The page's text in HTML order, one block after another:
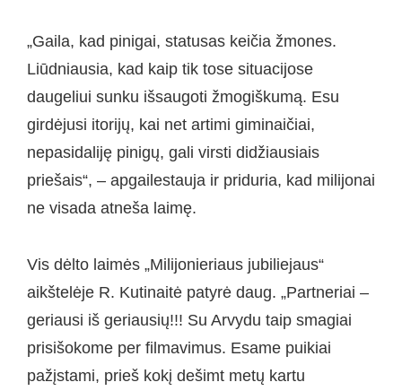
„Gaila, kad pinigai, statusas keičia žmones.
Liūdniausia, kad kaip tik tose situacijose
daugeliui sunku išsaugoti žmogiškumą. Esu
girdėjusi itorijų, kai net artimi giminaičiai,
nepasidaliję pinigų, gali virsti didžiausiais
priešais“, – apgailestauja ir priduria, kad milijonai
ne visada atneša laimę.
Vis dėlto laimės „Milijonieriaus jubiliejaus“
aikštelėje R. Kutinaitė patyrė daug. „Partneriai –
geriausi iš geriausių!!! Su Arvydu taip smagiai
prisišokome per filmavimus. Esame puikiai
pažįstami, prieš kokį dešimt metų kartu